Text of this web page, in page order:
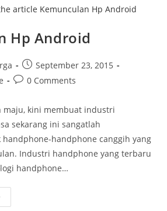
Hp Android
Post
published:
September 23, 2015
Post0 Comments
maju, kini membuat industri
sekarang ini sangatlah
handphone-handphone canggih yang
Industri handphone yang terbaru
handphone…